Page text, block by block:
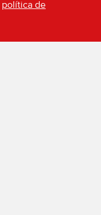
política de